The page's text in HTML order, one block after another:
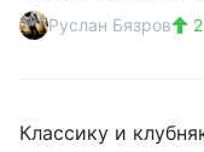
Руслан Бязров
Классику и